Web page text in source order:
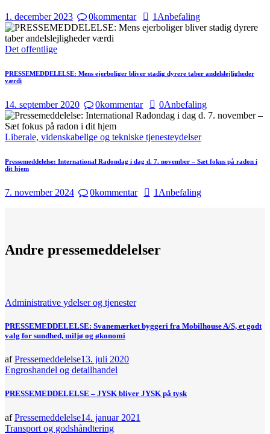
1. december 2023 0kommentar 1 Anbefaling
Det offentlige
PRESSEMEDDELELSE: Mens ejerboliger bliver stadig dyrere taber andelslejligheder
værdi
14. september 2020 0kommentar 0Anbefaling
Liberale, videnskabelige og tekniske tjenesteydelser
Pressemeddelelse: International Radondag i dag d. 7. november – Sæt fokus på radon i
dit hjem
7. november 2024 0kommentar 1 Anbefaling
Andre pressemeddelelser
Administrative ydelser og tjenester
PRESSEMEDDELELSE: Svanemærket byggeri fra Mobilhouse A/S, et godt
valg for sundhed, miljø og økonomi
afPressemeddelelse13. juli 2020
Engroshandel og detailhandel
PRESSEMEDDELELSE – JYSK bliver JYSK på tysk
afPressemeddelelse14. januar 2021
Transport og godshåndtering